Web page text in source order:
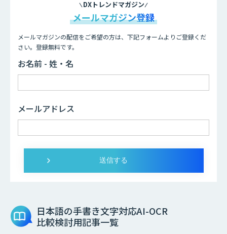
DXトレンドマガジン
メールマガジン登録
メールマガジンの配信をご希望の方は、下記フォームよりご登録くだ
さい。登録無料です。
お名前 - 姓・名
メールアドレス
日本語の手書き文字対応AI-OCR
比較検討用記事一覧